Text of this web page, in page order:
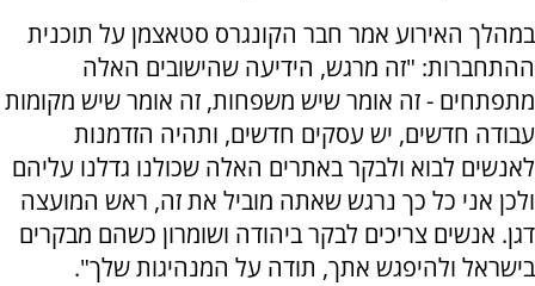
במהלך האירוע אמר חבר הקונגרס סטאצמן על תוכנית
ההתחברות: "זה מרגש, הידיעה שהישובים האלה
מתפתחים - זה אומר שיש משפחות, זה אומר שיש מקומות
עבודה חדשים, יש עסקים חדשים, ותהיה הזדמנות
לאנשים לבוא ולבקר באתרים האלה שכולנו גדלנו עליהם
ולכן אני כל כך נרגש שאתה מוביל את זה, ראש המועצה
דגן. אנשים צריכים לבקר ביהודה ושומרון כשהם מבקרים
בישראל ולהיפגש אתך, תודה על המנהיגות שלך".